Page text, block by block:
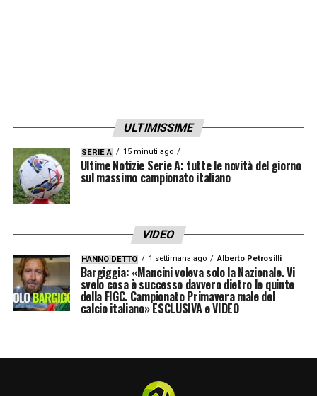
ULTIMISSIME
SERIE A 15 minuti ago
Ultime Notizie Serie A: tutte le novità del giorno
sul massimo campionato italiano
VIDEO
HANNO DETTO 1 settimana ago Alberto Petrosilli
Bargiggia: «Mancini voleva solo la Nazionale. Vi
svelo cosa è successo davvero dietro le quinte
della FIGC. Campionato Primavera male del
calcio italiano» ESCLUSIVA e VIDEO